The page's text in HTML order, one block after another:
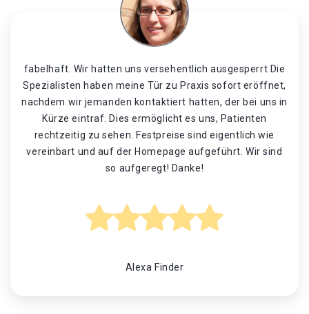
fabelhaft. Wir hatten uns versehentlich ausgesperrt Die
Spezialisten haben meine Tür zu Praxis sofort eröffnet,
nachdem wir jemanden kontaktiert hatten, der bei uns in
Kürze eintraf. Dies ermöglicht es uns, Patienten
rechtzeitig zu sehen. Festpreise sind eigentlich wie
vereinbart und auf der Homepage aufgeführt. Wir sind
so aufgeregt! Danke!
Alexa Finder